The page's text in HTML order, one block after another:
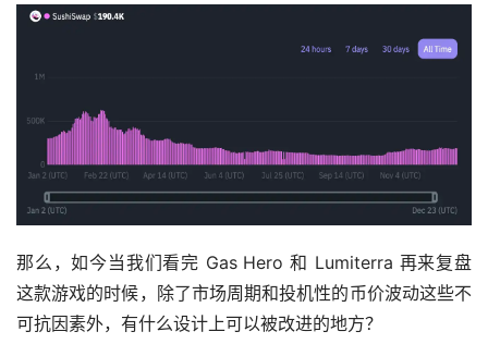
那么，如今当我们看完 Gas Hero 和 Lumiterra 再来复盘
这款游戏的时候，除了市场周期和投机性的币价波动这些不
可抗因素外，有什么设计上可以被改进的地方？